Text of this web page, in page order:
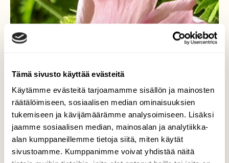
Tämä sivusto käyttää evästeitä
Käytämme evästeitä tarjoamamme sisällön ja mainosten
räätälöimiseen, sosiaalisen median ominaisuuksien
tukemiseen ja kävijämäärämme analysoimiseen. Lisäksi
jaamme sosiaalisen median, mainosalan ja analytiikka-
alan kumppaneillemme tietoja siitä, miten käytät
sivustoamme. Kumppanimme voivat yhdistää näitä